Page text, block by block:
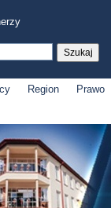
Region
Prawo